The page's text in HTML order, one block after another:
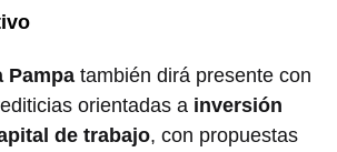
Pampa también dirá presente con
orientadas a inversión
de trabajo, con propuestas